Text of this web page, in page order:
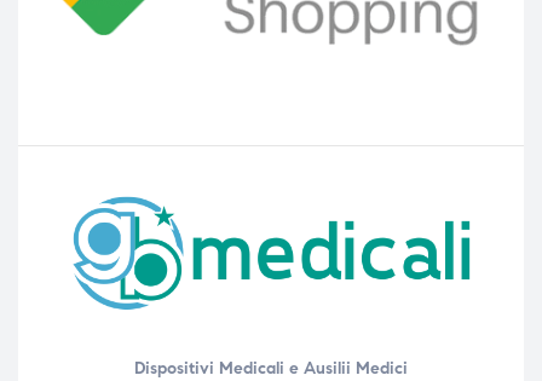
Dispositivi Medicali e Ausilii Medici